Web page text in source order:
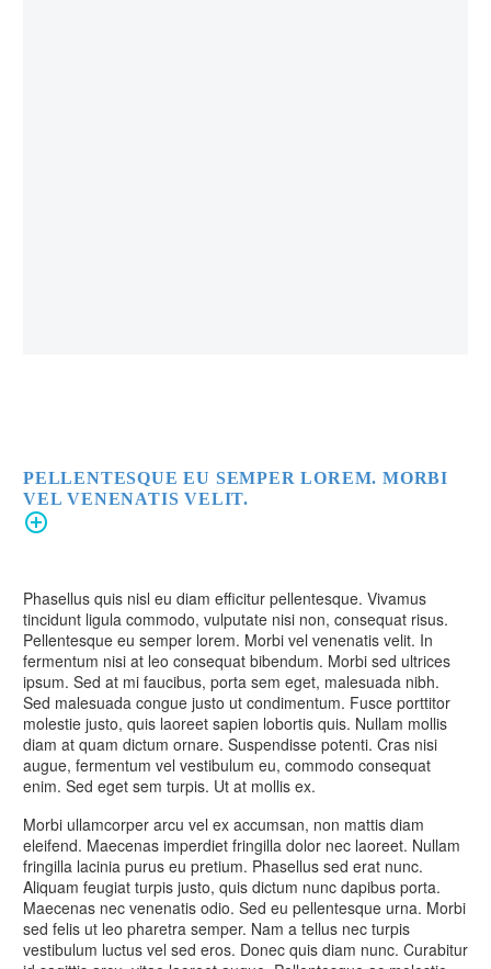
PELLENTESQUE EU SEMPER LOREM. MORBI
VEL VENENATIS VELIT.
Phasellus quis nisl eu diam efficitur pellentesque. Vivamus
tincidunt ligula commodo, vulputate nisi non, consequat risus.
Pellentesque eu semper lorem. Morbi vel venenatis velit. In
fermentum nisi at leo consequat bibendum. Morbi sed ultrices
ipsum. Sed at mi faucibus, porta sem eget, malesuada nibh.
Sed malesuada congue justo ut condimentum. Fusce porttitor
molestie justo, quis laoreet sapien lobortis quis. Nullam mollis
diam at quam dictum ornare. Suspendisse potenti. Cras nisi
augue, fermentum vel vestibulum eu, commodo consequat
enim. Sed eget sem turpis. Ut at mollis ex.
Morbi ullamcorper arcu vel ex accumsan, non mattis diam
eleifend. Maecenas imperdiet fringilla dolor nec laoreet. Nullam
fringilla lacinia purus eu pretium. Phasellus sed erat nunc.
Aliquam feugiat turpis justo, quis dictum nunc dapibus porta.
Maecenas nec venenatis odio. Sed eu pellentesque urna. Morbi
sed felis ut leo pharetra semper. Nam a tellus nec turpis
vestibulum luctus vel sed eros. Donec quis diam nunc. Curabitur